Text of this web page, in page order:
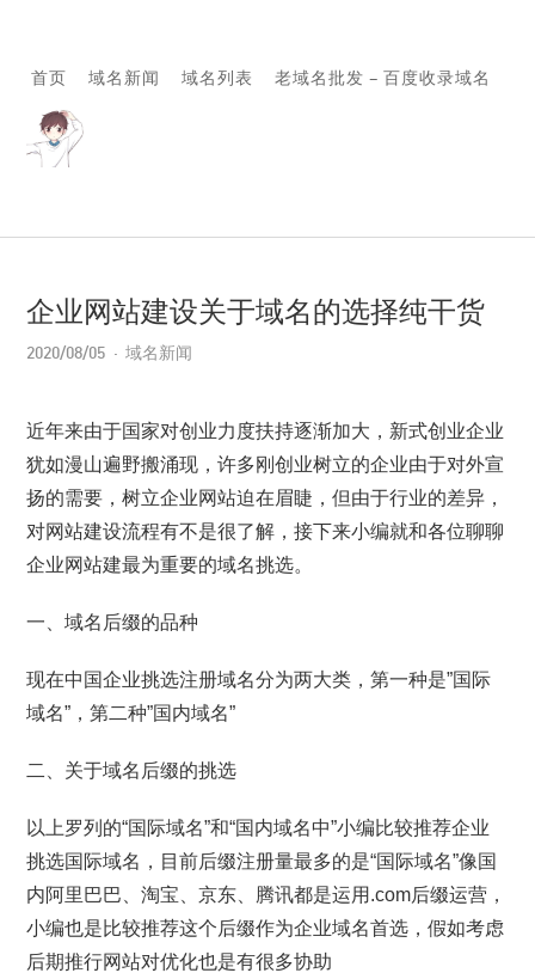
首页 域名新闻 域名列表 老域名批发 – 百度收录域名
企业网站建设关于域名的选择纯干货
2020/08/05 域名新闻
近年来由于国家对创业力度扶持逐渐加大，新式创业企业
犹如漫山遍野搬涌现，许多刚创业树立的企业由于对外宣
扬的需要，树立企业网站迫在眉睫，但由于行业的差异，
对网站建设流程有不是很了解，接下来小编就和各位聊聊
企业网站建最为重要的域名挑选。
一、域名后缀的品种
现在中国企业挑选注册域名分为两大类，第一种是”国际
域名”，第二种”国内域名”
二、关于域名后缀的挑选
以上罗列的“国际域名”和“国内域名中”小编比较推荐企业
挑选国际域名，目前后缀注册量最多的是“国际域名”像国
内阿里巴巴、淘宝、京东、腾讯都是运用.com后缀运营，
小编也是比较推荐这个后缀作为企业域名首选，假如考虑
后期推行网站对优化也是有很多协助